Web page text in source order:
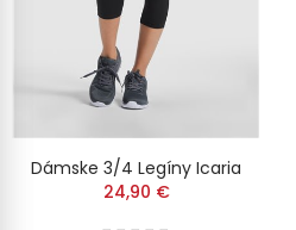
Dámske 3/4 Legíny Icaria
24,90 €